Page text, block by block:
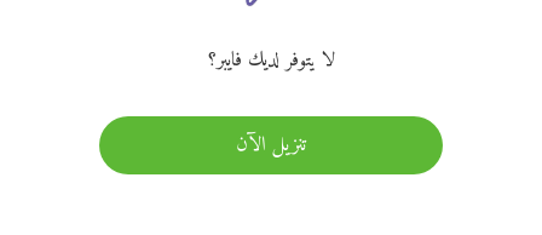
لا يتوفر لديك فايبر؟
تنزيل الآن